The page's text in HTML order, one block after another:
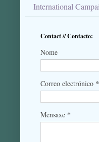
International
Contact // Contacto:
Nome
Correo electrónico *
Mensaxe *